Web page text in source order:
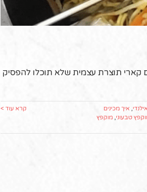
קארי תוצרת עצמית שלא תוכלו להפסיק
איך מכינים
טבעוני מוקפץ
קרא עוד >